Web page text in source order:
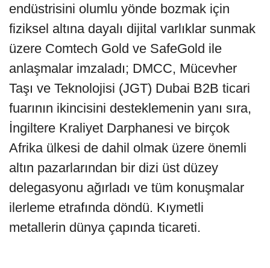
endüstrisini olumlu yönde bozmak için
fiziksel altına dayalı dijital varlıklar sunmak
üzere Comtech Gold ve SafeGold ile
anlaşmalar imzaladı; DMCC, Mücevher
Taşı ve Teknolojisi (JGT) Dubai B2B ticari
fuarının ikincisini desteklemenin yanı sıra,
İngiltere Kraliyet Darphanesi ve birçok
Afrika ülkesi de dahil olmak üzere önemli
altın pazarlarından bir dizi üst düzey
delegasyonu ağırladı ve tüm konuşmalar
ilerleme etrafında döndü. Kıymetli
metallerin dünya çapında ticareti.